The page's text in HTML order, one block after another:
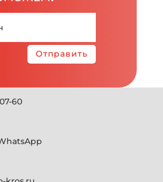
Отправить
60